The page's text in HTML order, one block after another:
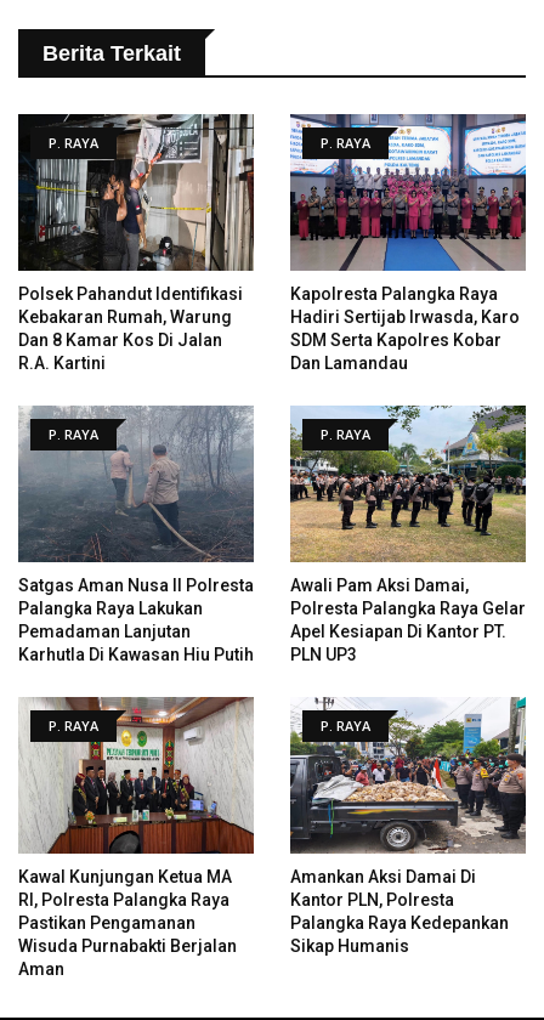
Berita Terkait
P. RAYA
Polsek Pahandut Identifikasi
Kebakaran Rumah, Warung
Dan 8 Kamar Kos Di Jalan
R.A. Kartini
P. RAYA
Kapolresta Palangka Raya
Hadiri Sertijab Irwasda, Karo
SDM Serta Kapolres Kobar
Dan Lamandau
P. RAYA
Satgas Aman Nusa II Polresta
Palangka Raya Lakukan
Pemadaman Lanjutan
Karhutla Di Kawasan Hiu Putih
P. RAYA
Awali Pam Aksi Damai,
Polresta Palangka Raya Gelar
Apel Kesiapan Di Kantor PT.
PLN UP3
P. RAYA
Kawal Kunjungan Ketua MA
RI, Polresta Palangka Raya
Pastikan Pengamanan
Wisuda Purnabakti Berjalan
Aman
P. RAYA
Amankan Aksi Damai Di
Kantor PLN, Polresta
Palangka Raya Kedepankan
Sikap Humanis